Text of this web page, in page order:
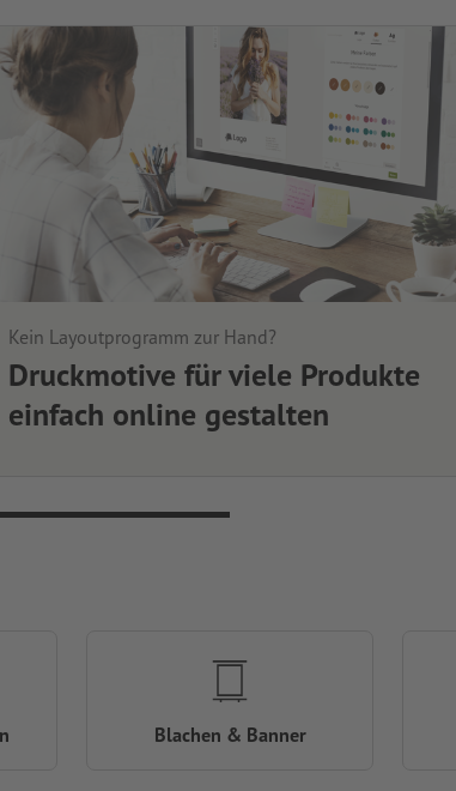
Kein Layoutprogramm zur Hand?
Druckmotive für viele Produkte
einfach online gestalten
Blachen & Banner